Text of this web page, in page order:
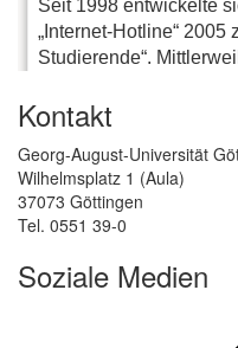
Kontakt
Georg-August-Universität
Wilhelmsplatz 1 (Aula)
37073 Göttingen
Tel. 0551 39-0
Soziale Medien